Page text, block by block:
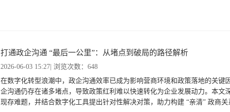
打通政企沟通 “最后一公里”：从堵点到破局的路径解析
2026-06-03 15:27 | 浏览次数：648
在数字化转型浪潮中，政企沟通效率已成为影响营商环境和政策落地的关键
企沟通仍存在诸多堵点，导致政策红利难以快速转化为企业发展动力。本文
现存难题，并结合数字化工具提出针对性解决对策，助力构建 “亲清” 政商关